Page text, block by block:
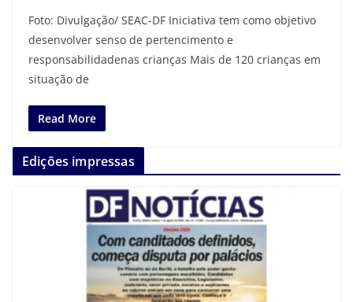
Foto: Divulgação/ SEAC-DF Iniciativa tem como objetivo
desenvolver senso de pertencimento e
responsabilidadenas crianças Mais de 120 crianças em
situação de
Read More
Edições impressas